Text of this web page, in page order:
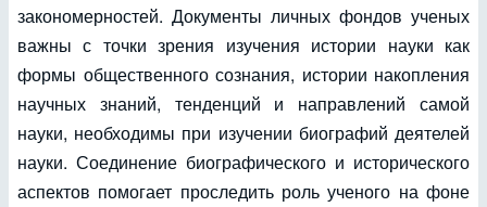
закономерностей. Документы личных фондов ученых
важны с точки зрения изучения истории науки как
формы общественного сознания, истории накопления
научных знаний, тенденций и направлений самой
науки, необходимы при изучении биографий деятелей
науки. Соединение биографического и исторического
аспектов помогает проследить роль ученого на фоне